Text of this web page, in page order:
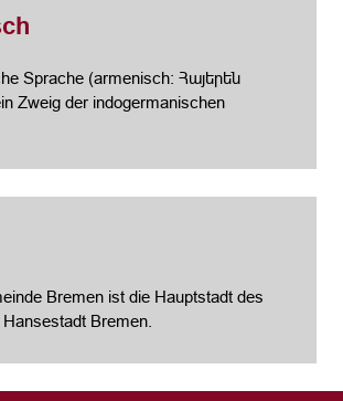
Sprache (armenisch: Հայերեն
Zweig der indogermanischen
Bremen ist die Hauptstadt des
Bremen.